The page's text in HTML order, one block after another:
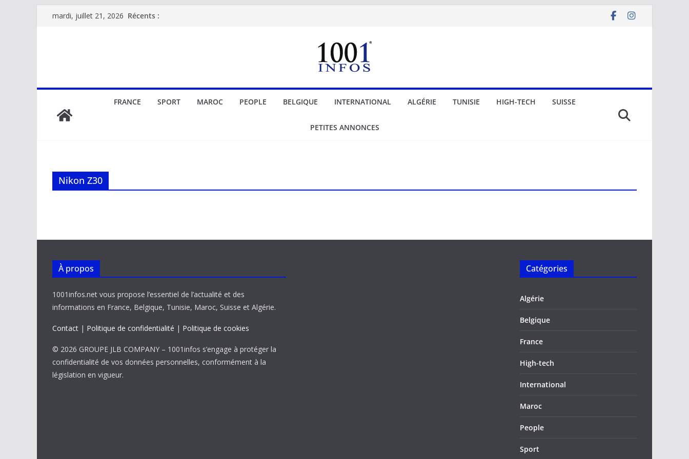
Passermardi, juillet 21, 2026 Récents :
FRANCE SPORT MAROC PEOPLE BELGIQUE INTERNATIONAL ALGÉRIE TUNISIE HIGH-TECH SUISSE
PETITES ANNONCES
Nikon Z30
À propos
1001infos.net vous propose l’essentiel de l’actualité et des
informations en France, Belgique, Tunisie, Maroc, Suisse et Algérie.
Contact | Politique de confidentialité | Politique de cookies
© 2026 GROUPE JLB COMPANY – 1001infos s’engage à protéger la
confidentialité de vos données personnelles, conformément à la
législation en vigueur.
Catégories
Algérie
Belgique
France
High-tech
International
Maroc
People
Sport